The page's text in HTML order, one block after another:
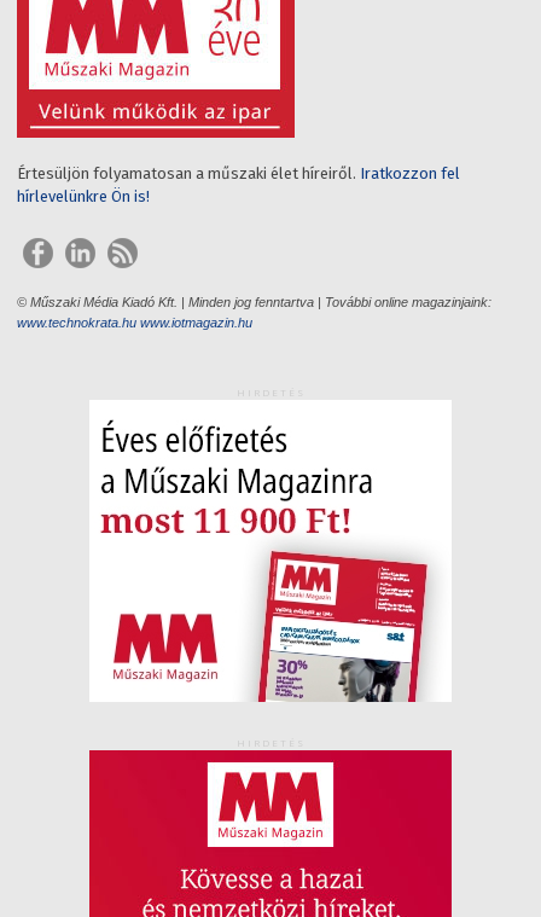
Értesüljön folyamatosan a műszaki élet híreiről. Iratkozzon fel
hírlevelünkre Ön is!
© Műszaki Média Kiadó Kft. | Minden jog fenntartva | További online magazinjaink:
www.technokrata.hu www.iotmagazin.hu
HIRDETÉS
HIRDETÉS